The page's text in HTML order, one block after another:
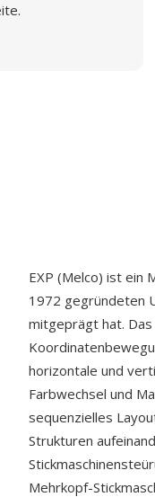
EXP (Melco) ist ein
1972 gegründeten
mitgeprägt hat.
horizontale und
Farbwechsel und
sequenzielles
Strukturen
Mehrkopf-